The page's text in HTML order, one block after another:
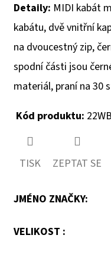
Detaily: MIDI kabát
kabátu, dvě vnitřní
na dvoucestný zip,
spodní části jsou
materiál, praní na 30
Kód produktu:
TISK ZEPTAT SE
JMÉNO ZNAČKY:
VELIKOST :